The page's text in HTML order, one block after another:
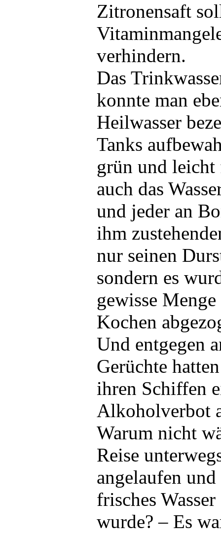
Zitronensaft
verhindern.
Das
konnte man
Heilwasser
Tanks
grün und
auch das
und jeder an
ihm
nur seinen
sondern es
gewisse
Kochen
Und entgegen
Gerüchte
ihren Schiffen
Alkoholverbot
Warum nicht
Reise
angelaufen
frisches
wurde? – Es